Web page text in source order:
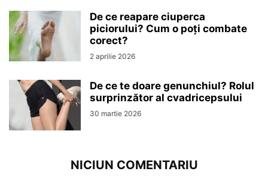
De ce reapare ciuperca
piciorului? Cum o poți combate
corect?
2 aprilie 2026
De ce te doare genunchiul? Rolul
surprinzător al cvadricepsului
30 martie 2026
NICIUN COMENTARIU